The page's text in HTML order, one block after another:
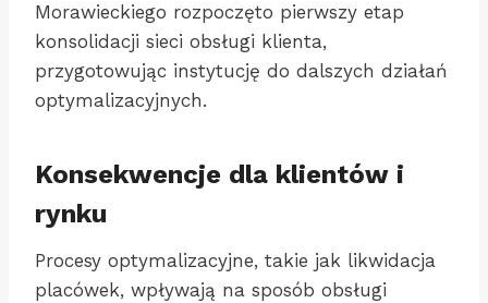
Morawieckiego rozpoczęto pierwszy etap
konsolidacji sieci obsługi klienta,
przygotowując instytucję do dalszych działań
optymalizacyjnych.
Konsekwencje dla klientów i
rynku
Procesy optymalizacyjne, takie jak likwidacja
placówek, wpływają na sposób obsługi